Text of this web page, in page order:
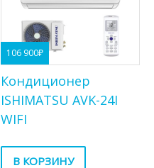
106 900₽
Кондиционер
ISHIMATSU AVK-24I
WIFI
В КОРЗИНУ